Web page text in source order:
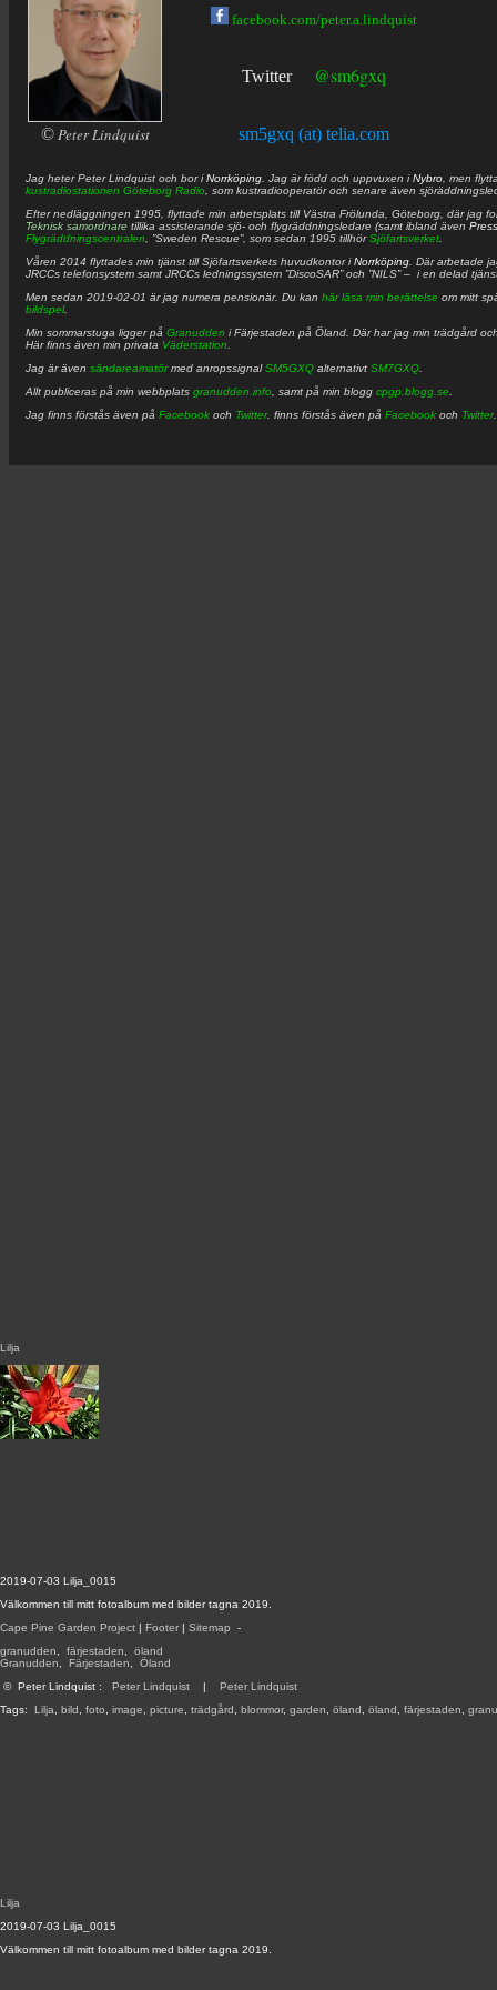
2019-07-03 Lilja_0015
Välkommen till mitt fotoalbum med bilder tagna 2019.
Cape Pine Garden Project | Footer | Sitemap -
granudden
färjestaden
öland
Granudden
Färjestaden
Öland
© Peter Lindquist : Peter Lindquist | Peter Lindquist
Tags: Lilja bild foto image picture trädgård blommor, garden öland öland färjestaden
Lilja
Lilja
2019-07-03 Lilja_0015
Välkommen till mitt fotoalbum med bilder tagna 2019.
© Peter Lindquist
facebook.com/peter.a.lindquist
Twitter @sm6gxq
sm5gxq (at) telia.com
Jag heterPeter Lindquist och bor iNorrköping . Jag är född och uppvuxen iNybro , men
kustradiostationen Göteborg Radio , som kustradiooperatör och senare även
Efter nedläggningen 1995, flyttade min arbetsplats till Västra Frölunda, Göteborg, där jag
Teknisk samordnare tillika assisterande sjö- och flygräddningsledare (samt ibland även
Flygräddningscentralen , ”Sweden Rescue”, som sedan 1995 tillhörSjöfartsverket
Våren 2014 flyttades min tjänst till Sjöfartsverkets huvudkontor iNorrköping . Där arbetade
JRCCs telefonsystem samt JRCCs ledningssystem ”DiscoSAR” och ”NILS” – i en delad
Men sedan 2019-02-01 är jag numera pensionär. Du kan här läsa min berättelse om mitt
bildspel.
Min sommarstuga ligger på Granudden i Färjestaden på Öland. Där har jag min trädgård
Här finns även min privata Väderstation
Jag är även sändareamatörmed anropssignalSM5GXQ alternativt SM7GXQ
Allt publiceras på min webbplats granudden.info , samt på min blogg cpgp.blogg.se
Jag finns förstås även på Facebook och Twitter. finns förstås även på Facebook och Twitter.